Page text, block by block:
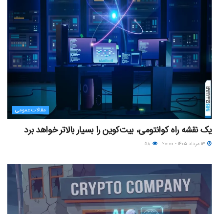
مقالات عمومی
یک نقشه راه کوانتومی، بیت‌کوین را بسیار بالاتر خواهد برد